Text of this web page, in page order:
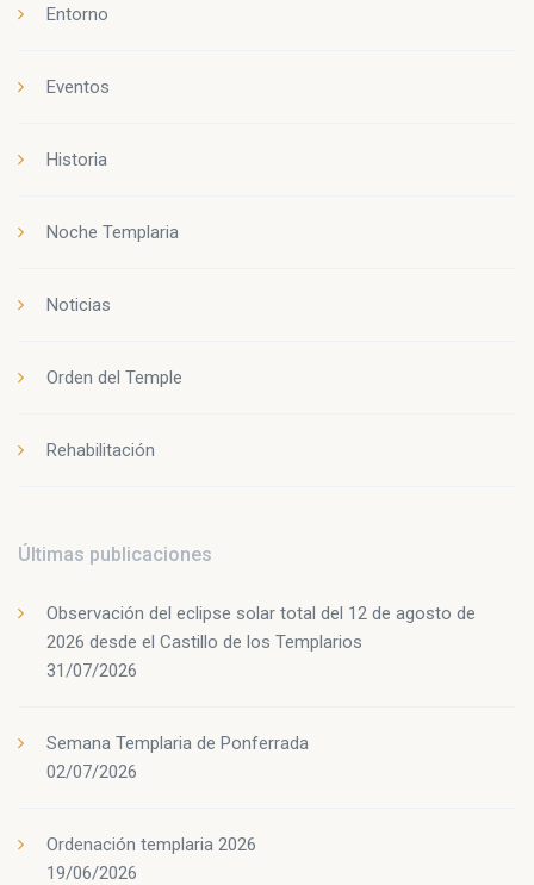
Entorno
Eventos
Historia
Noche Templaria
Noticias
Orden del Temple
Rehabilitación
Últimas publicaciones
Observación del eclipse solar total del 12 de agosto de
2026 desde el Castillo de los Templarios
31/07/2026
Semana Templaria de Ponferrada
02/07/2026
Ordenación templaria 2026
19/06/2026